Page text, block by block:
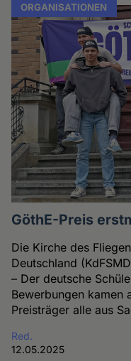
ORGANISATIONEN
GöthE-Preis
Die Kirche des
Deutschland
– Der deutsche
Bewerbungen kamen
Preisträger alle aus
Red.
12.05.2025